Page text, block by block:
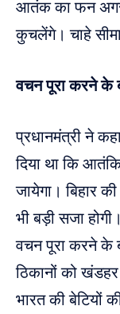
आतंक का फन अगर
कुचलेंगे। चाहे
वचन पूरा करने के
प्रधानमंत्री ने
दिया था कि
जायेगा। बिहार
भी बड़ी सजा
वचन पूरा करने के
ठिकानों को
भारत की बेटियों